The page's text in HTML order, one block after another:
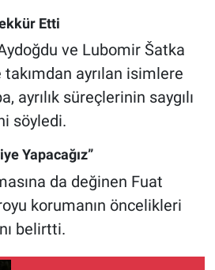
Etti
ve Lubomir Šatka
ayrılan isimlere
ayrılık süreçlerinin saygılı
söyledi.
Yapacağız”
da değinen Fuat
korumanın öncelikleri
belirtti.